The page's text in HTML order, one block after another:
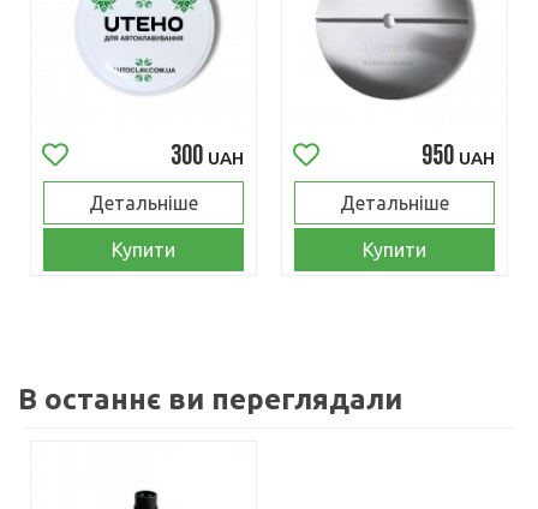
300 UAH
Детальніше
Купити
950 UAH
Детальніше
Купити
В останнє ви переглядали